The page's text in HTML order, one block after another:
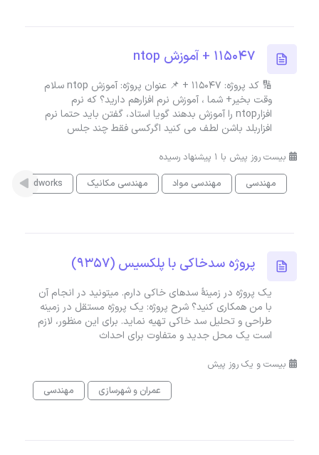
115047 + آموزش ntop
🔢 کد پروژه: 115047 + 📌 عنوان پروژه: آموزش ntop سلام
وقت بخیر+ شما ، آموزش نرم افزارهم دارید؟ که نرم
افزارntop را آموزش بدهند گویا استاد، گفتن باید حتما نرم
افزاربلد باشن لطف می کنید اگرکسی فقط چند جلس
بیست روز پیش با 1 پیشنهاد رسیده
مهندسی
مهندسی مواد مهندسی مکانیک Solidworks
پروژه سدخاکی با پلکسیس (9357)
یک پروژه در زمینهٔ سدهای خاکی دارم. میتونید در انجام آن
با من همکاری کنید؟ شرح پروژه: یک پروژه مستقل در زمینه
طراحی و تحلیل سد خاکی تهیه نماید. برای این منظور، لازم
است یک محل جدید و متفاوت برای احداث
بیست و یک روز پیش
عمران و شهرسازی
مهندسی